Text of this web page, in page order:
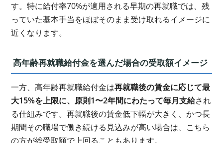
す。特に給付率70%が適用される早期の再就職では、残
っていた基本手当をほぼそのまま受け取れるイメージに
近くなります。
高年齢再就職給付金を選んだ場合の受取額イメージ
一方、高年齢再就職給付金は再就職後の賃金に応じて最
大15%を上限に、原則1〜2年間にわたって毎月支給され
る仕組みです。再就職後の賃金低下幅が大きく、かつ長
期間その職場で働き続ける見込みが高い場合は、こちら
の方が総受取額で上回ることもあります。